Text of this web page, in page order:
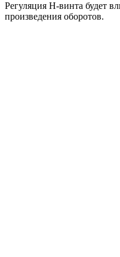
Регуляция Н-винта будет
произведения оборотов.